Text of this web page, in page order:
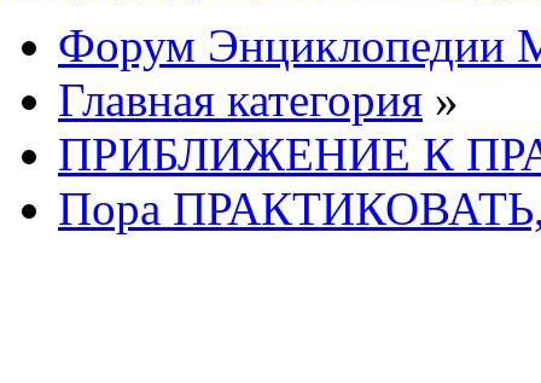
Форум Энциклопедии
Главная категория »
ПРИБЛИЖЕНИЕ К
Пора ПРАКТИКОВАТЬ,